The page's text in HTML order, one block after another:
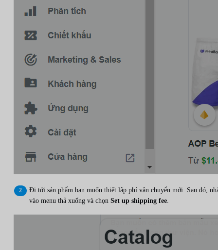
Đi tới sản phẩm bạn muốn thiết lập phí vận chuyển mới. Sau đó,
vào menu thả xuống và chọn Set up shipping fee